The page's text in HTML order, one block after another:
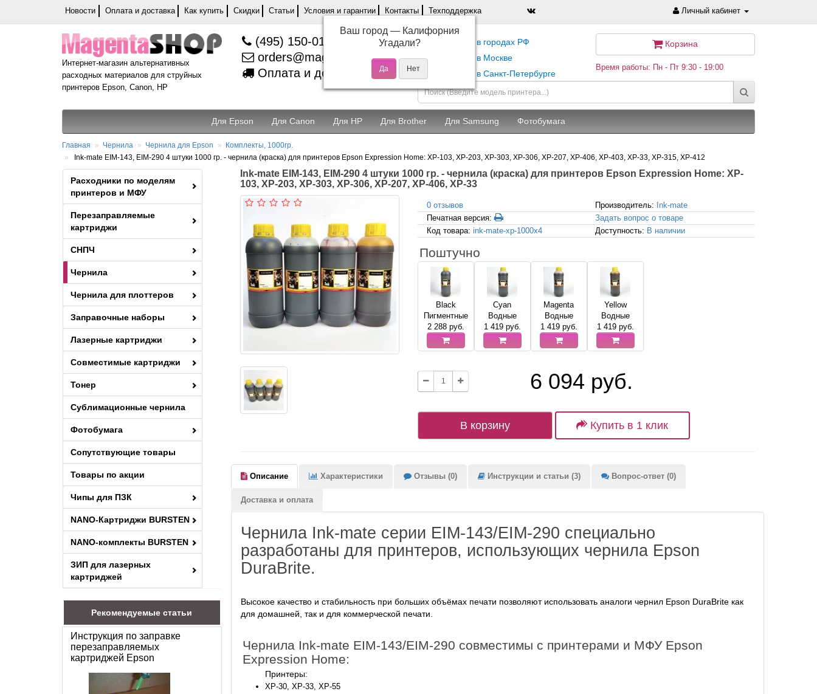
Новости Оплата и доставка Как купить Скидки Статьи Условия и гарантии Контакты Техподдержка Личный кабинет
Интернет-магазин альтернативных
расходных материалов для струйных
принтеров Epson, Canon, HP
(495) 150-01-37
orders@magentashop.ru
Оплата и доставка
Самовывоз в городах РФ
Самовывоз в Москве
Самовывоз в Санкт-Петербурге
Корзина
Время работы: Пн - Пт 9:30 - 19:00
Для Epson Для Canon Для HP Для Brother Для Samsung Фотобумага
Главная Чернила Чернила для Epson
Комплекты, 1000гр.
Ink-mate EIM-143, EIM-290 4 штуки 1000 гр. - чернила (краска) для принтеров Epson Expression Home: XP-103, XP-203, XP-303, XP-306, XP-207, XP-406, XP-403, XP-33, XP-315, XP-412
Расходники по моделям
принтеров и МФУ
Перезаправляемые
картриджи
СНПЧ
Чернила
Чернила для плоттеров
Заправочные наборы
Лазерные картриджи
Совместимые картриджи
Тонер
Сублимационные чернила
Фотобумага
Сопутствующие товары
Товары по акции
Чипы для ПЗК
NANO-Картриджи BURSTEN
NANO-комплекты BURSTEN
ЗИП для лазерных
картриджей
Рекомендуемые статьи
Инструкция по заправке
перезаправляемых
картриджей Epson
Ink-mate EIM-143, EIM-290 4 штуки 1000 гр. - чернила (краска) для принтеров Epson Expression Home: XP-
103, XP-203, XP-303, XP-306, XP-207, XP-406, XP-33
0 отзывов Производитель: Ink-mate
Печатная версия:
Задать вопрос о товаре
Код товара: ink-mate-xp-1000x4 Доступность: В наличии
Поштучно
Black
Пигментные
2 288руб.
Cyan
Водные
1 419руб.
Magenta
Водные
1 419руб.
Yellow
Водные
1 419руб.
6 094 руб.
В корзину Купить в 1 клик
Описание Характеристики Отзывы (0) Инструкции и статьи (3) Вопрос-ответ (0)
Доставка и оплата
Чернила Ink-mate серии EIM-143/EIM-290 специально
разработаны для принтеров, использующих чернила Epson
DuraBrite.
Высокое качество и стабильность при больших объёмах печати позволяют использовать аналоги чернил Epson DuraBrite как
для домашней, так и для коммерческой печати.
Чернила Ink-mate EIM-143/EIM-290 совместимы с принтерами и МФУ Epson
Expression Home:
Принтеры:
XP-30, XP-33, XP-55
Ваш город — Калифорния
Угадали?